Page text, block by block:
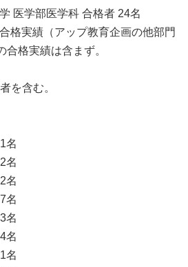
医学部医学科 合格者 24名
格実績（アップ教育企画の他部門
合格実績は含まず。
を含む。
名
名
名
名
名
名
名